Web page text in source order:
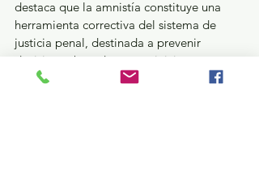
destaca que la amnistía constituye una
herramienta correctiva del sistema de
justicia penal, destinada a prevenir
decisiones basadas en prejuicios o a
garantizar que se consideren las